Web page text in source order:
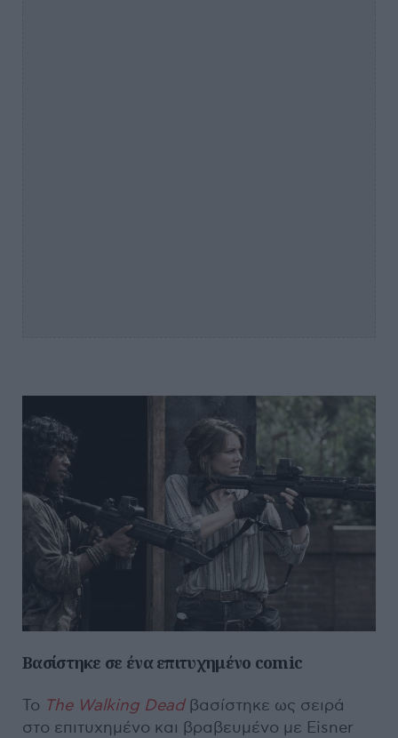
Βασίστηκε σε ένα επιτυχημένο comic
Το The Walking Dead βασίστηκε ως σειρά
στο επιτυχημένο και βραβευμένο με Eisner